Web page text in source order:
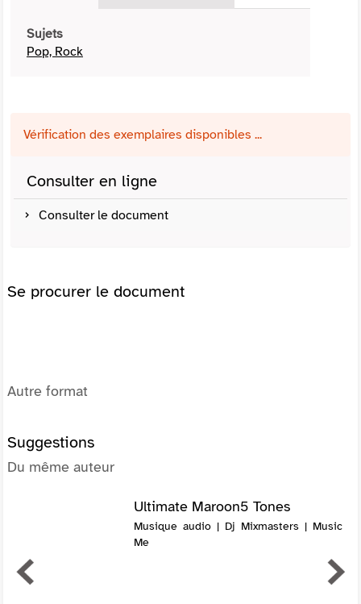
Sujets
Pop, Rock
Vérification des exemplaires disponibles ...
Consulter en ligne
Consulter le document
Se procurer le document
Autre format
Suggestions
Du même auteur
Ultimate Maroon5 Tones
Musique audio | Dj Mixmasters | Music
Me